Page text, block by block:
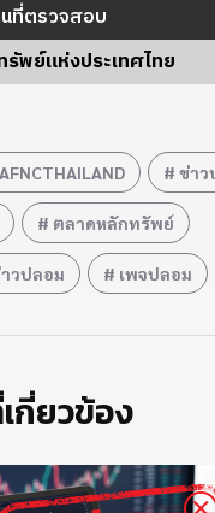
ที่ตรวจสอบ
พย์แห่งประเทศไทย
AFNCTHAILAND ข่าว
ตลาดหลักทรัพย์
วปลอม เพจปลอม
กี่ยวข้อง